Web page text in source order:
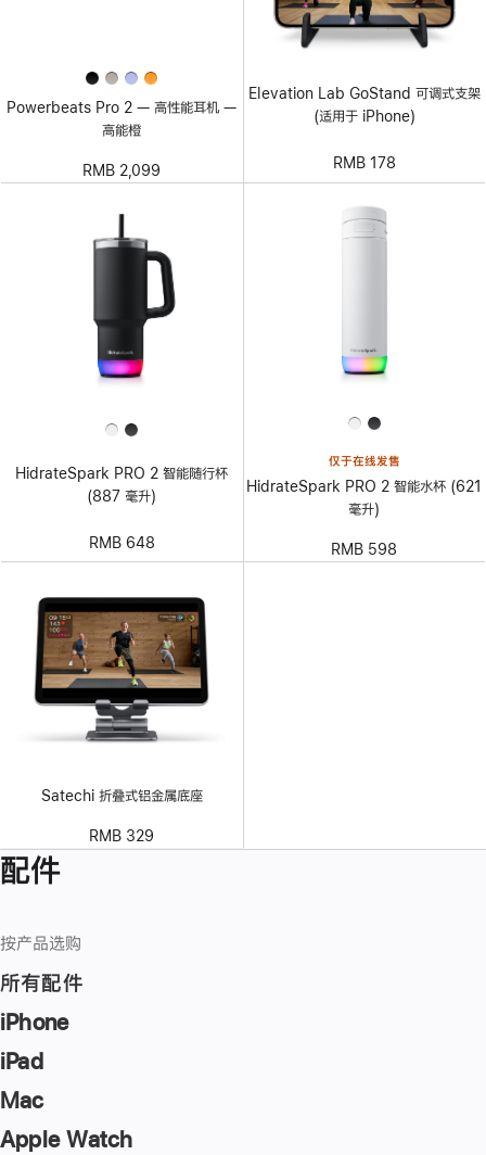
Powerbeats Pro 2 — 高性能耳机 —
高能橙
RMB 2,099
Elevation Lab GoStand 可调式支架
(适用于 iPhone)
RMB 178
HidrateSpark PRO 2 智能随行杯
(887 毫升)
RMB 648
仅于在线发售
HidrateSpark PRO 2 智能水杯 (621
毫升)
RMB 598
Satechi 折叠式铝金属底座
RMB 329
配件
按产品选购
所有配件
iPhone
iPad
Mac
Apple Watch